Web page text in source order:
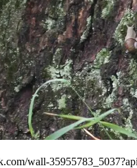
wall-